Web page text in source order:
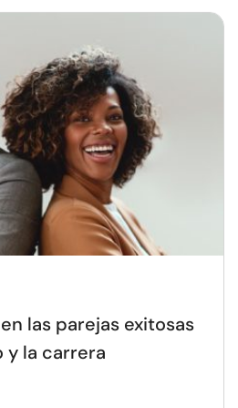
las parejas exitosas
y la carrera